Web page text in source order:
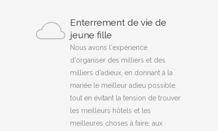
Enterrement de vie de
jeune fille
Nous avons l'expérience
d'organiser des milliers et des
milliers d'adieux, en donnant à la
mariée le meilleur adieu possible,
tout en évitant la tension de trouver
les meilleurs hôtels et les
meilleures choses à faire, aux